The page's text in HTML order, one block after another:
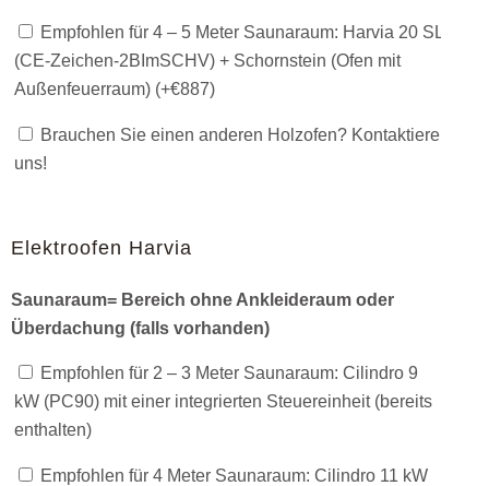
Empfohlen für 4 – 5 Meter Saunaraum: Harvia 20 SL
(CE-Zeichen-2BImSCHV) + Schornstein (Ofen mit
Außenfeuerraum) (+€887)
Brauchen Sie einen anderen Holzofen? Kontaktiere
uns!
Elektroofen Harvia
Saunaraum= Bereich ohne Ankleideraum oder
Überdachung (falls vorhanden)
Empfohlen für 2 – 3 Meter Saunaraum: Cilindro 9
kW (PC90) mit einer integrierten Steuereinheit (bereits
enthalten)
Empfohlen für 4 Meter Saunaraum: Cilindro 11 kW